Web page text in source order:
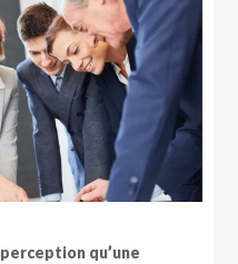
perception qu’une